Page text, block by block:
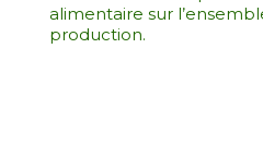
alimentaire sur
production.